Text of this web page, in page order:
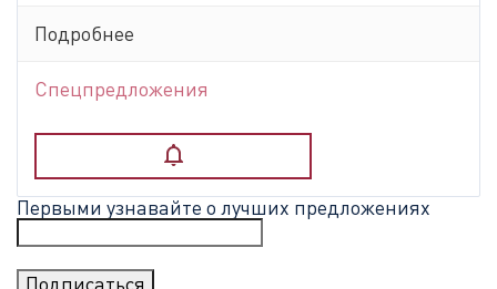
Подробнее
Спецпредложения
Первыми узнавайте о лучших предложениях